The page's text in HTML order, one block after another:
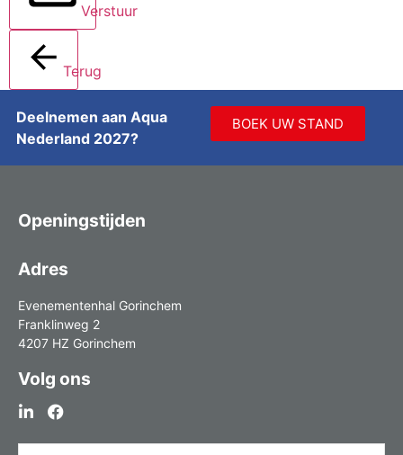
Verstuur
Terug
Deelnemen aan Aqua
Nederland 2027?
BOEK UW STAND
Openingstijden
Adres
Evenementenhal Gorinchem
Franklinweg 2
4207 HZ Gorinchem
Volg ons